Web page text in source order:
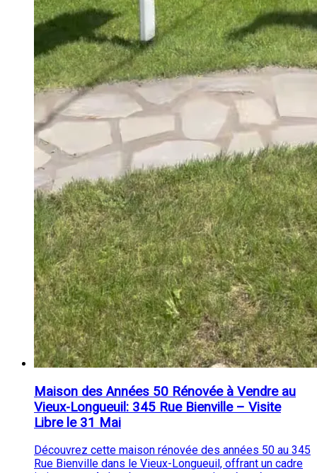
Maison des Années 50 Rénovée à Vendre au
Vieux-Longueuil: 345 Rue Bienville – Visite
Libre le 31 Mai
Découvrez cette maison rénovée des années 50 au 345
Rue Bienville dans le Vieux-Longueuil, offrant un cadre